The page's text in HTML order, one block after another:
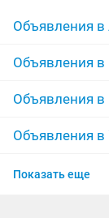
шугаринг
паста для
сахарный
Объявления в
Объявления в
Объявления
Объявления в
Объявления в
Показать еще